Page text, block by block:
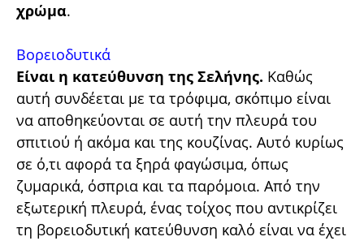
χρώμα.
Βορειοδυτικά
Είναι η κατεύθυνση της Σελήνης. Καθώς
αυτή συνδέεται με τα τρόφιμα, σκόπιμο είναι
να αποθηκεύονται σε αυτή την πλευρά του
σπιτιού ή ακόμα και της κουζίνας. Αυτό κυρίως
σε ό,τι αφορά τα ξηρά φαγώσιμα, όπως
ζυμαρικά, όσπρια και τα παρόμοια. Από την
εξωτερική πλευρά, ένας τοίχος που αντικρίζει
τη βορειοδυτική κατεύθυνση καλό είναι να έχει